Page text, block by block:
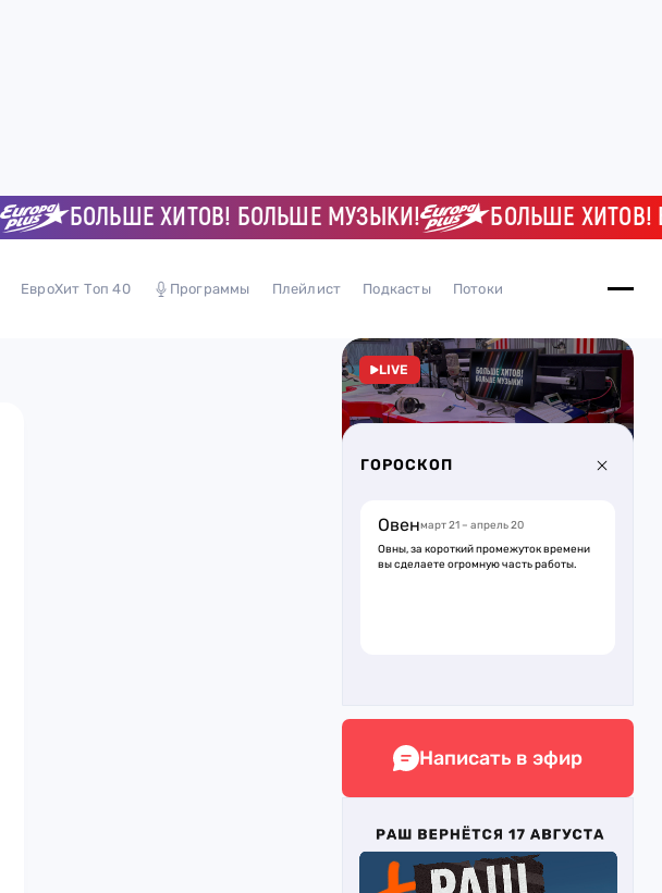
БОЛЬШЕ ХИТОВ! БОЛЬШЕ МУЗЫКИ! БОЛЬШЕ ХИТОВ!
ЕвроХит Топ 40 Программы Плейлист Подкасты Потоки
LIVE
ГОРОСКОП
Овенмарт 21 – апрель 20
Овны, за короткий промежуток времени
вы сделаете огромную часть работы.
Написать в эфир